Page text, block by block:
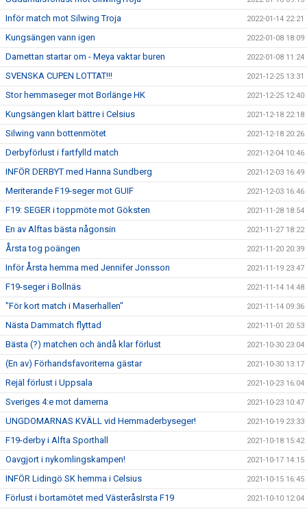
Inför match mot Silwing Troja 2022-01-14 22:21
Kungsängen vann igen 2022-01-08 18:09
Damettan startar om - Meya vaktar buren 2022-01-08 11:24
SVENSKA CUPEN LOTTAT!!! 2021-12-25 13:31
Stor hemmaseger mot Borlänge HK 2021-12-25 12:40
Kungsängen klart bättre i Celsius 2021-12-18 22:18
Silwing vann bottenmötet 2021-12-18 20:26
Derbyförlust i fartfylld match 2021-12-04 10:46
INFÖR DERBYT med Hanna Sundberg 2021-12-03 16:49
Meriterande F19-seger mot GUIF 2021-12-03 16:46
F19: SEGER i toppmöte mot Göksten 2021-11-28 18:54
En av Alftas bästa någonsin 2021-11-27 18:22
Årsta tog poängen 2021-11-20 20:39
Inför Årsta hemma med Jennifer Jonsson 2021-11-19 23:47
F19-seger i Bollnäs 2021-11-14 14:48
"För kort match i Maserhallen" 2021-11-14 09:36
Nästa Dammatch flyttad 2021-11-01 20:53
Bästa (?) matchen och ändå klar förlust 2021-10-30 23:04
(En av) Förhandsfavoriterna gästar 2021-10-30 13:17
Rejäl förlust i Uppsala 2021-10-23 16:04
Sveriges 4:e mot damerna 2021-10-23 10:47
UNGDOMARNAS KVÄLL vid Hemmaderbyseger! 2021-10-19 23:33
F19-derby i Alfta Sporthall 2021-10-18 15:42
Oavgjort i nykomlingskampen! 2021-10-17 14:15
INFÖR Lidingö SK hemma i Celsius 2021-10-15 16:45
Förlust i bortamötet med VästeråsIrsta F19 2021-10-10 12:04